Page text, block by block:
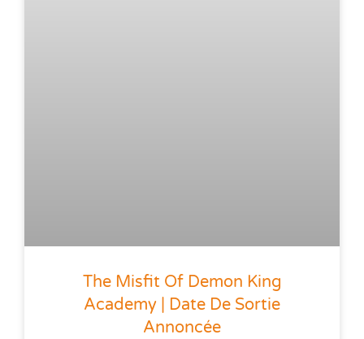
The Misfit Of Demon King
Academy | Date De Sortie
Annoncée